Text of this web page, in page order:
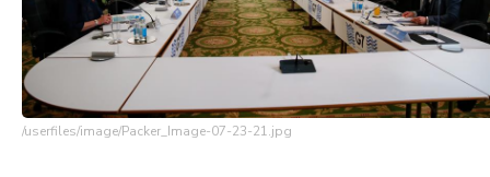
/userfiles/image/Packer_Image-07-23-21.jpg